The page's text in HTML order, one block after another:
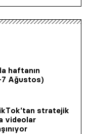
haftanın
7 Ağustos)
stratejik
videolar